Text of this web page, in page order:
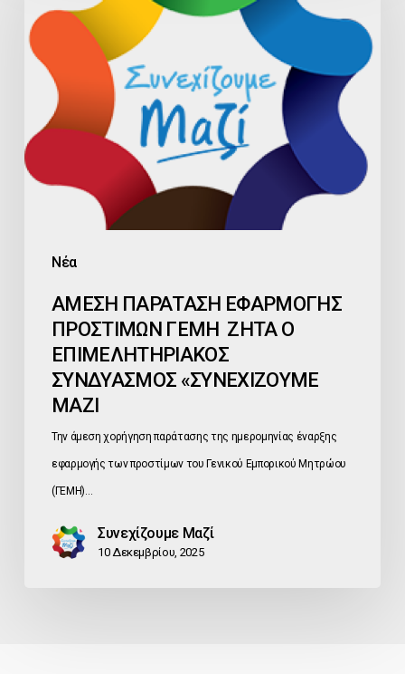
Νέα
ΕΦΑΡΜΟΓΗΣ
ΠΡΟΣΤΙΜΩΝ
ΓΕΜΗ
ΖΗΤΑ
ΕΠΙΜΕΛΗΤΗΡΙΑΚΟΣ
ΣΥΝΔΥΑΣΜΟΣ
«ΣΥΝΕΧΙΖΟΥΜΕ
ΑΜΕΣΗ ΠΑΡΑΤΑΣΗ ΕΦΑΡΜΟΓΗΣ
ΠΡΟΣΤΙΜΩΝ ΓΕΜΗ ΖΗΤΑ Ο
ΕΠΙΜΕΛΗΤΗΡΙΑΚΟΣ
ΣΥΝΔΥΑΣΜΟΣ «ΣΥΝΕΧΙΖΟΥΜΕ
ΜΑΖΙ
Την άμεση χορήγηση παράτασης της ημερομηνίας έναρξης
εφαρμογής των προστίμων του Γενικού Εμπορικού Μητρώου
(ΓΕΜΗ)…
Συνεχίζουμε Μαζί
10 Δεκεμβρίου, 2025